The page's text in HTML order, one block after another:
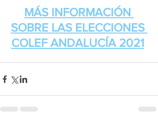
MÁS INFORMACIÓN
SOBRE LAS ELECCIONES
COLEF ANDALUCÍA 2021